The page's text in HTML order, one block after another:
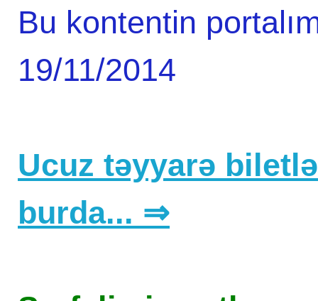
Bu kontentin
19/11/2014
Ucuz təyyarə
burda... ⇒